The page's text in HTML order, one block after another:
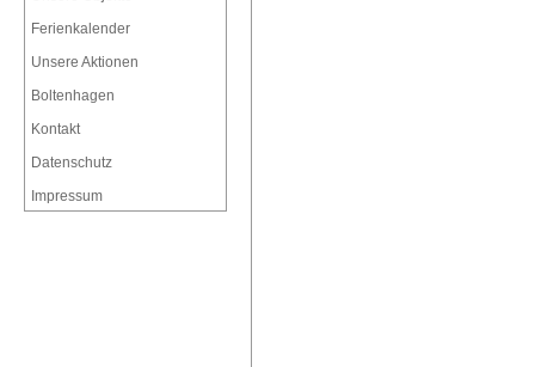
Ferienkalender
Unsere Aktionen
Boltenhagen
Kontakt
Datenschutz
Impressum